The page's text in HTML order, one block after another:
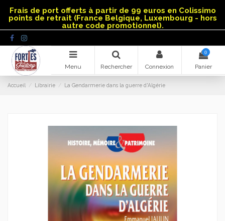
Frais de port offerts à partir de 99 euros en Colissimo
points de retrait (France Belgique, Luxembourg - hors
autre code promotionnel).
Menu Rechercher Connexion
0
Panier
Accueil Librairie La Gendarmerie dans la guerre d'Algérie